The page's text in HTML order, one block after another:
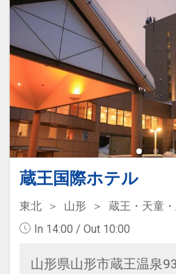
蔵王国際ホテル
東北 山形
蔵王・天童
In 14:00 / Out 10:00
山形県山形市蔵王温泉